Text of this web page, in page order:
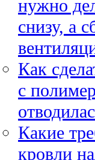
нужно
снизу, а
Как
с
Какие
кровли